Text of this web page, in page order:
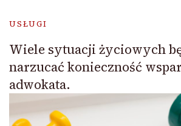
USŁUGI
Wiele sytuacji życiowych
narzucać konieczność
adwokata.